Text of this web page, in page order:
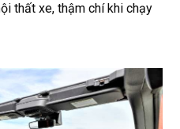
thất xe, thậm chí khi chạy